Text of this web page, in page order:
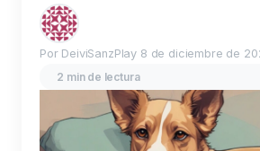
Por DeiviSanzPlay 8 de diciembre de
2 min de lectura